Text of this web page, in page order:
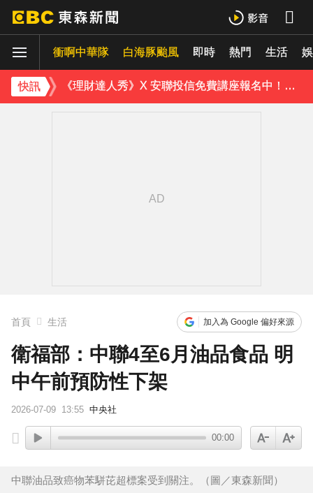
衝啊中華隊 白海豚颱風 即時 熱門 生活
快訊
下載東森App，隨時掌握天下大小事！
《理財達人秀》X 安聯投信免費講座報名中！搶先卡位 2027
首頁 生活 加入為 Google 偏好來源
衛福部：中聯4至6月油品食品 明
中午前預防性下架
2026-07-09 13:55 中央社
00:00
中聯油品致癌物苯駢芘超標案受到關注。（圖／東森新聞）